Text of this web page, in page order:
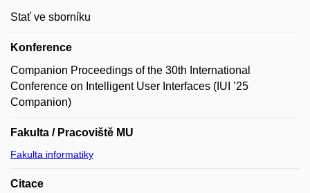
Stať ve sborníku
Konference
Companion Proceedings of the 30th International
Conference on Intelligent User Interfaces (IUI ’25
Companion)
Fakulta / Pracoviště MU
Fakulta informatiky
Citace